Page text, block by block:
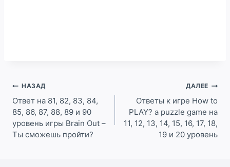
Навигация
по
записям
НАЗАД
Ответ на 81, 82, 83, 84,
85, 86, 87, 88, 89 и 90
уровень игры Brain Out –
Ты сможешь пройти?
ДАЛЕЕ
Ответы к игре How to
PLAY? a puzzle game на
11, 12, 13, 14, 15, 16, 17, 18,
19 и 20 уровень